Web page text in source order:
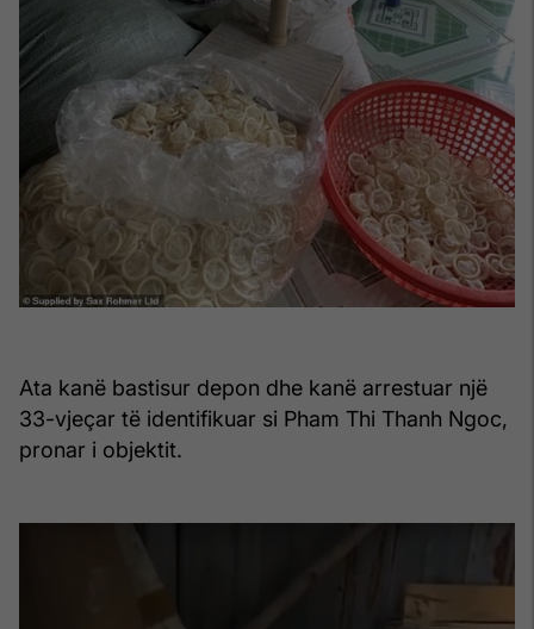
Ata kanë bastisur depon dhe kanë arrestuar një
33-vjeçar të identifikuar si Pham Thi Thanh Ngoc,
pronar i objektit.